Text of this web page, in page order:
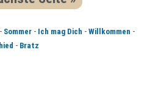
- Sommer - Ich mag Dich - Willkommen -
- Bratz